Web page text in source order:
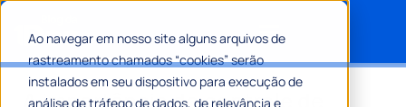
Ao navegar em nosso site alguns arquivos de
rastreamento chamados “cookies” serão
instalados em seu dispositivo para execução de
análise de tráfego de dados, de relevância e
A importância do controle de